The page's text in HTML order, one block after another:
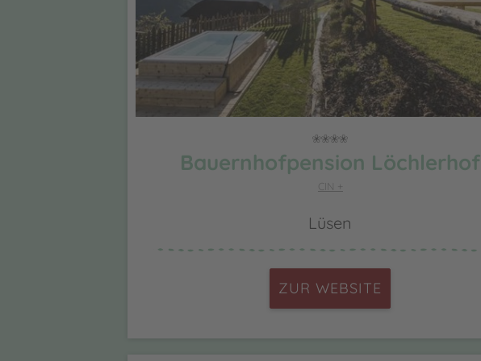
Bauernhofpension Löchlerhof
CIN +
Lüsen
ZUR WEBSITE